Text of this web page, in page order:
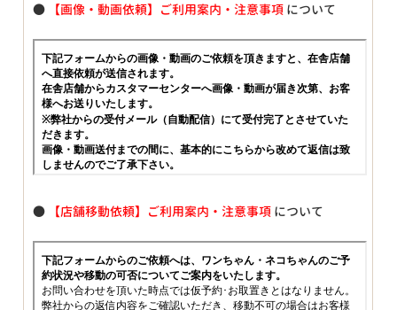
● 【画像・動画依頼】ご利用案内・注意事項 について
● 【店舗移動依頼】ご利用案内・注意事項 について